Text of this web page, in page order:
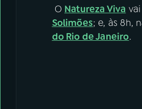
O Natureza Viva
Solimões; e, às 8h,
do Rio de Janeiro.